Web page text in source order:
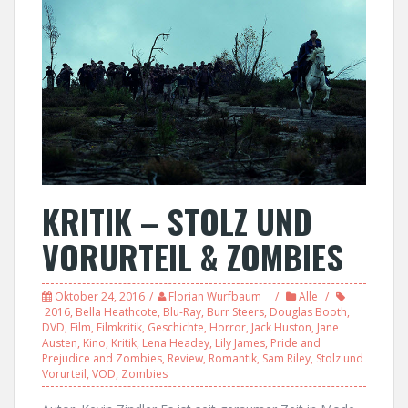
KRITIK – STOLZ UND
VORURTEIL & ZOMBIES
Oktober 24, 2016 Florian Wurfbaum
Alle
2016, Bella Heathcote, Blu-Ray, Burr Steers, Douglas Booth,
DVD, Film, Filmkritik, Geschichte, Horror, Jack Huston, Jane
Austen, Kino, Kritik, Lena Headey, Lily James, Pride and
Prejudice and Zombies, Review, Romantik, Sam Riley, Stolz und
Vorurteil, VOD, Zombies